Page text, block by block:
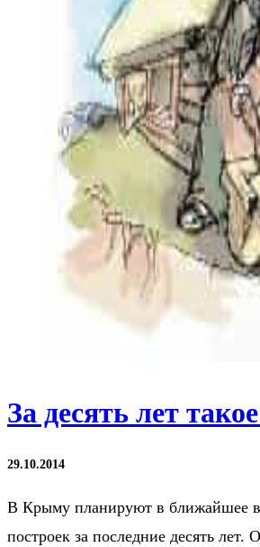
За десять лет
29.10.2014
В Крыму планируют в ближайшее
построек за последние десять